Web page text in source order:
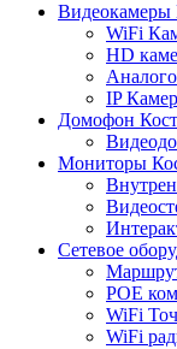
Видеокамеры
WiFi
HD
IP
Домофон
Мониторы
Сетевое
POE
WiFi
WiFi